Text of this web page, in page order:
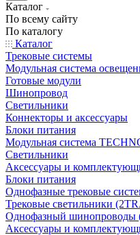
Каталог
По всему сайту
По каталогу
Каталог
Трековые системы
Модульная система
Готовые модули
Шинопровод
Светильники
Коннекторы и аксессуары
Блоки питания
Модульная система
Светильники
Аксессуары и
Блоки питания
Однофазные трековые
Трековые светильники
Однофазный шинопроводы
Аксессуары и